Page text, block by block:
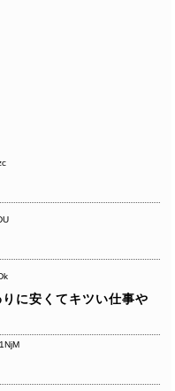
に安くてキツい仕事や